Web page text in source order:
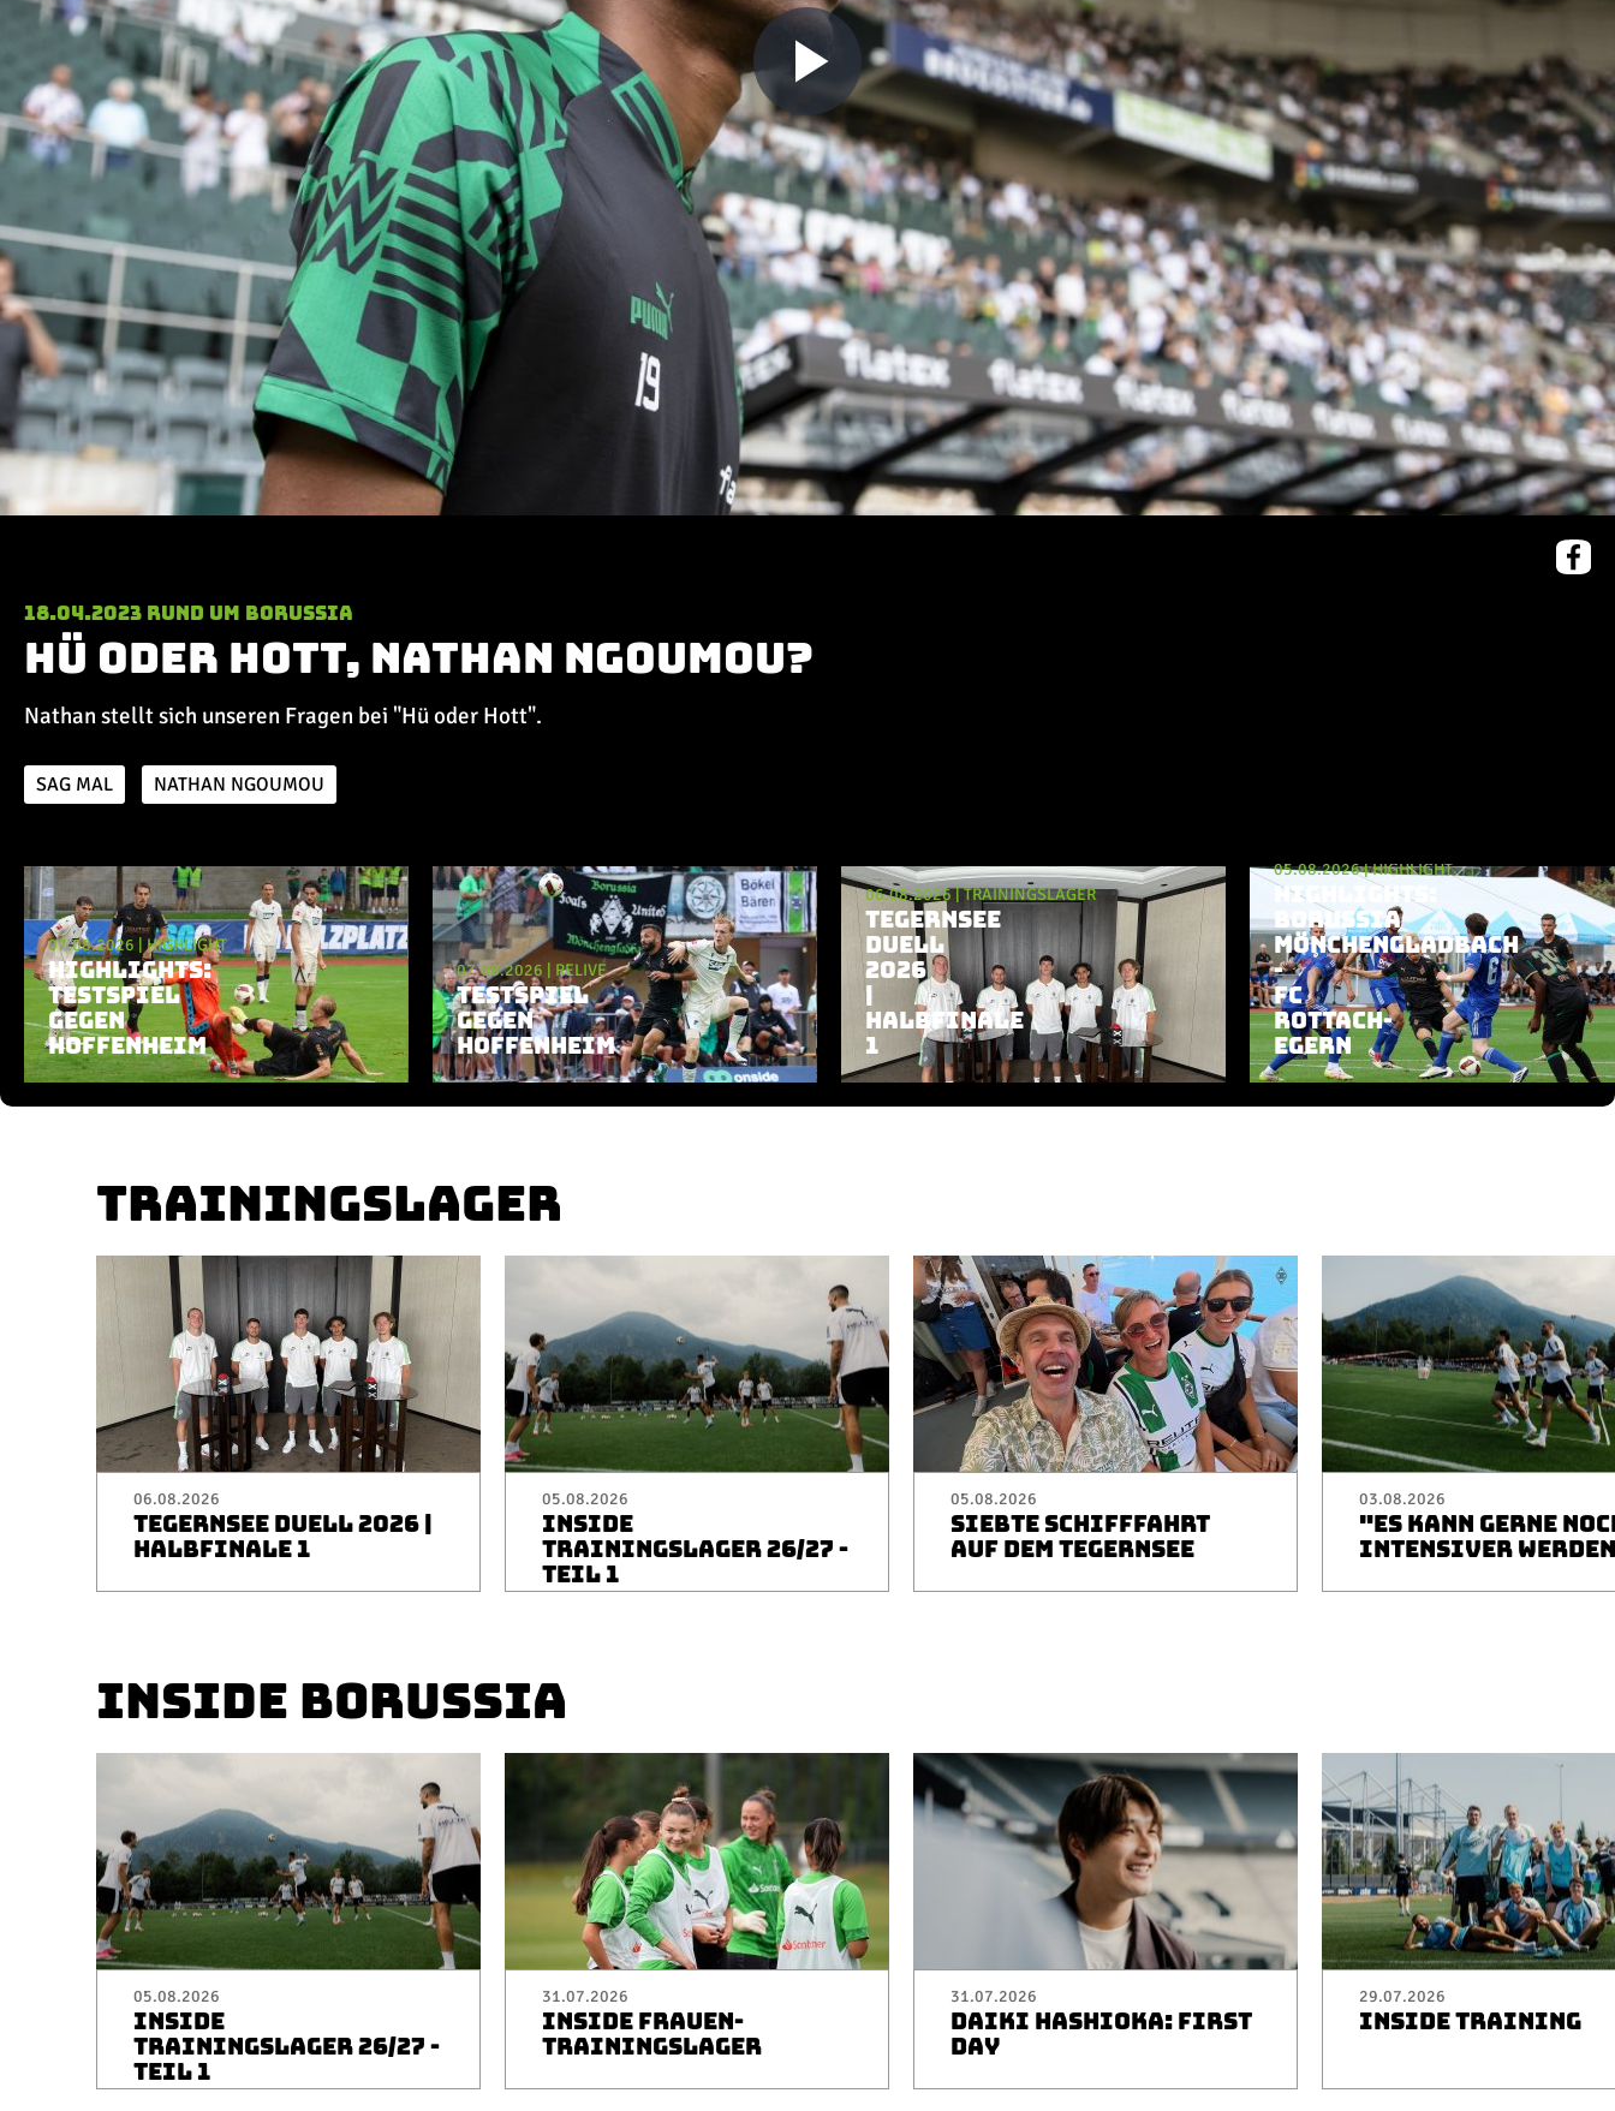
Play
Video
18.04.2023 Rund um Borussia
Hü oder Hott, Nathan Ngoumou?
Nathan stellt sich unseren Fragen bei "Hü oder Hott".
SAG MAL NATHAN NGOUMOU
Aktuelle Playlist
07.08.2026 |HIGHLIGHT
HIGHLIGHTS:
TESTSPIEL
GEGEN
HOFFENHEIM
07.08.2026 RELIVE
TESTSPIEL
GEGEN
HOFFENHEIM
06.08.2026|TRAININGSLAGER
TEGERNSEE
DUELL
2026
HALBFINALE
1
05.08.2026|HIGHLIGHT
HIGHLIGHTS:
BORUSSIA
MÖNCHENGLADBACH
-
FC
ROTTACH-
EGERN
TRAININGSLAGER
06.08.2026
TEGERNSEE DUELL 2026 |
HALBFINALE 1
05.08.2026
INSIDE
TRAININGSLAGER 26/27 -
TEIL 1
05.08.2026
SIEBTE SCHIFFFAHRT
AUF DEM TEGERNSEE
03.08.2026
"ES KANN GERNE
INTENSIVER
INSIDE BORUSSIA
05.08.2026
INSIDE
TRAININGSLAGER 26/27 -
TEIL 1
31.07.2026
INSIDE FRAUEN-
TRAININGSLAGER
31.07.2026
DAIKI HASHIOKA: FIRST
DAY
29.07.2026
INSIDE TRAINING